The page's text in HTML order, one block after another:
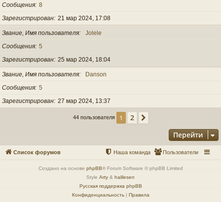
Сообщения 8
Зарегистрирован 21 мар 2024, 17:08
Звание, Имя пользователя
Jolele
Сообщения 5
Зарегистрирован 25 мар 2024, 18:04
Звание, Имя пользователя
Danson
Сообщения 5
Зарегистрирован 27 мар 2024, 13:37
44 пользователя 1 2
Перейти
Список форумов Пользователи
Наша команда
Создано на основе phpBB® Forum Software © phpBB Limited
Style Arty & halilesen
Русская поддержка phpBB
Конфиденциальность| Правила